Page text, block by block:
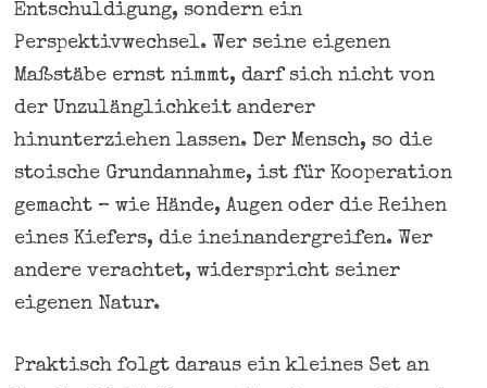
Entschuldigung, sondern ein
Perspektivwechsel. Wer seine eigenen
Maßstäbe ernst nimmt, darf sich nicht von
der Unzulänglichkeit anderer
hinunterziehen lassen. Der Mensch, so die
stoische Grundannahme, ist für Kooperation
gemacht – wie Hände, Augen oder die Reihen
eines Kiefers, die ineinandergreifen. Wer
andere verachtet, widerspricht seiner
eigenen Natur.
Praktisch folgt daraus ein kleines Set an